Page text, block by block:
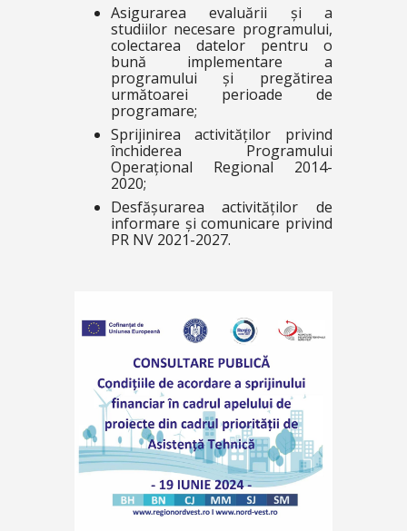
Asigurarea evaluării și a
studiilor necesare programului,
colectarea datelor pentru o
bună implementare a
programului și pregătirea
următoarei perioade de
programare;
Sprijinirea activităților privind
închiderea Programului
Operațional Regional 2014-
2020;
Desfășurarea activităților de
informare și comunicare privind
PR NV 2021-2027.